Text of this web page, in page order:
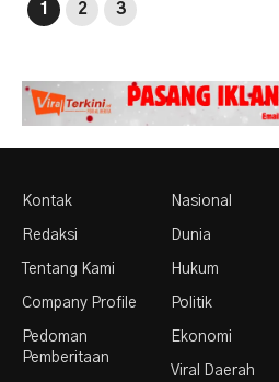
1 2 3
Kontak
Redaksi
Tentang Kami
Company Profile
Pedoman
Pemberitaan
Nasional
Dunia
Hukum
Politik
Ekonomi
Viral Daerah